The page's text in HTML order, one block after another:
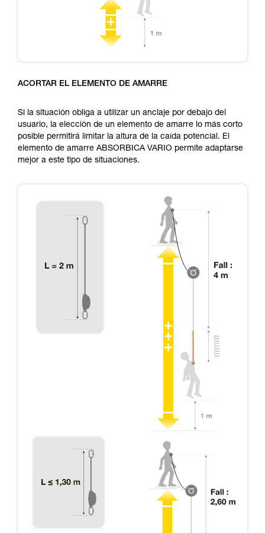
ACORTAR EL ELEMENTO DE AMARRE
Si la situación obliga a utilizar un anclaje por debajo del
usuario, la elección de un elemento de amarre lo más corto
posible permitirá limitar la altura de la caída potencial. El
elemento de amarre ABSORBICA VARIO permite adaptarse
mejor a este tipo de situaciones.